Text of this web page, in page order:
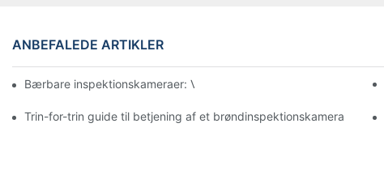
ANBEFALEDE ARTIKLER
Bærbare inspektionskameraer: Vigtige værktøjer for professionelle
Trin-for-trin guide til betjening af et brøndinspektionskamera